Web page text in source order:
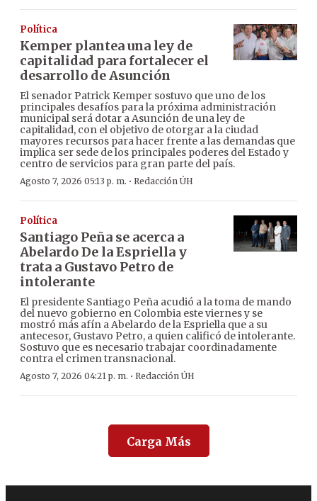
Política
Kemper plantea una ley de
capitalidad para fortalecer el
desarrollo de Asunción
El senador Patrick Kemper sostuvo que uno de los
principales desafíos para la próxima administración
municipal será dotar a Asunción de una ley de
capitalidad, con el objetivo de otorgar a la ciudad
mayores recursos para hacer frente a las demandas que
implica ser sede de los principales poderes del Estado y
centro de servicios para gran parte del país.
Agosto 7, 2026 05:13 p. m. · Redacción ÚH
Política
Santiago Peña se acerca a
Abelardo De la Espriella y
trata a Gustavo Petro de
intolerante
El presidente Santiago Peña acudió a la toma de mando
del nuevo gobierno en Colombia este viernes y se
mostró más afín a Abelardo de la Espriella que a su
antecesor, Gustavo Petro, a quien calificó de intolerante.
Sostuvo que es necesario trabajar coordinadamente
contra el crimen transnacional.
Agosto 7, 2026 04:21 p. m. · Redacción ÚH
Carga Más